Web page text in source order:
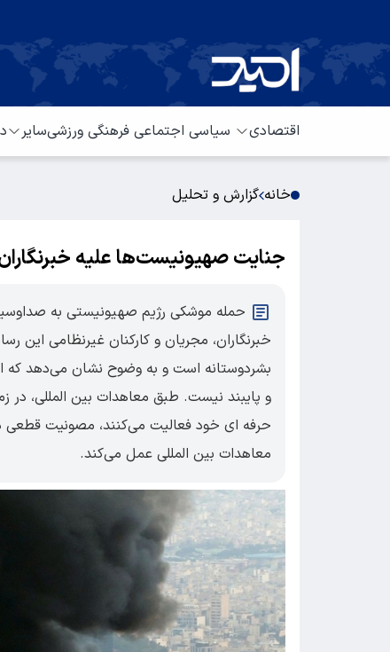
اقتصادی سیاسی اجتماعی فرهنگی ورزشیسایر
خانه گزارش و تحلیل
جنایت صهیونیست‌ها علیه
حمله موشکی رژیم صهیونیستی به
خبرنگاران، مجریان و کارکنان غیرنظامی
بشردوستانه است و به وضوح نشان می‌دهد که
و پایبند نیست. طبق معاهدات بین المللی، در
حرفه ای خود فعالیت می‌کنند، مصونیت قطعی
معاهدات بین المللی عمل می‌کند.